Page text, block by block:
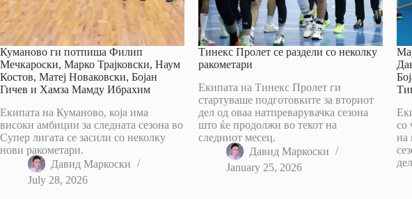
Куманово ги потпиша Филип
Мечкароски, Марко Трајковски, Наум
Костов, Матеј Новаковски, Бојан
Гичев и Хамза Мамду Ибрахим
Екипата на Куманово, која има
високи амбиции за следната сезона во
Супер лигата се засили со неколку
нови ракометари.
Давид Маркоски
July 28, 2026
Тинекс Пролет се раздели со неколку
ракометари
Екипата на Тинекс Пролет ги
стартуваше подготовките за вториот
дел од оваа натпреварувачка сезона
што ќе продолжи во текот на
следниот месец.
Давид Маркоски
January 25, 2026
со
на